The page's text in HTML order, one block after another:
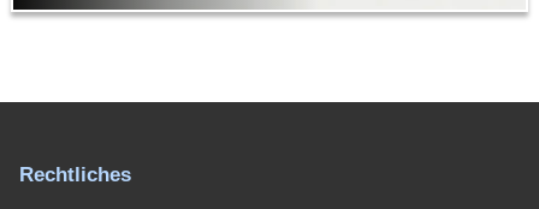
Rechtliches